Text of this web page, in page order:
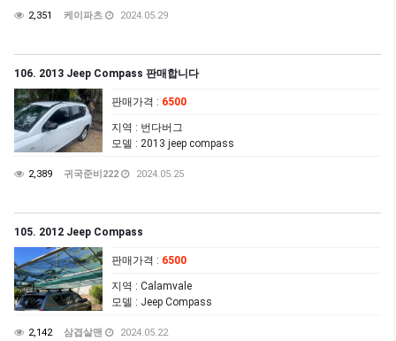
2,351 케이파츠 2024.05.29
106. 2013 Jeep Compass 판매합니다
판매가격 : 6500
지역 : 번다버그
모델 : 2013 jeep compass
2,389 귀국준비222 2024.05.25
105. 2012 Jeep Compass
판매가격 : 6500
지역 : Calamvale
모델 : Jeep Compass
2,142 삼겹살맨 2024.05.22